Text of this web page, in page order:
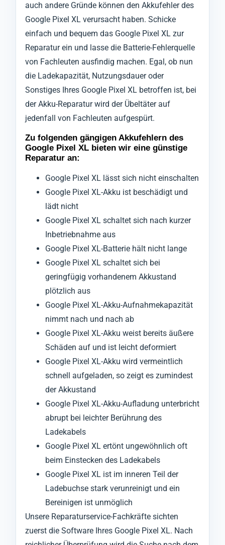
auch andere Gründe können den Akkufehler des
Google Pixel XL verursacht haben. Schicke
einfach und bequem das Google Pixel XL zur
Reparatur ein und lasse die Batterie-Fehlerquelle
von Fachleuten ausfindig machen. Egal, ob nun
die Ladekapazität, Nutzungsdauer oder
Sonstiges Ihres Google Pixel XL betroffen ist, bei
der Akku-Reparatur wird der Übeltäter auf
jedenfall von Fachleuten aufgespürt.
Zu folgenden gängigen Akkufehlern des
Google Pixel XL bieten wir eine günstige
Reparatur an:
Google Pixel XL lässt sich nicht einschalten
Google Pixel XL-Akku ist beschädigt und
lädt nicht
Google Pixel XL schaltet sich nach kurzer
Inbetriebnahme aus
Google Pixel XL-Batterie hält nicht lange
Google Pixel XL schaltet sich bei
geringfügig vorhandenem Akkustand
plötzlich aus
Google Pixel XL-Akku-Aufnahmekapazität
nimmt nach und nach ab
Google Pixel XL-Akku weist bereits äußere
Schäden auf und ist leicht deformiert
Google Pixel XL-Akku wird vermeintlich
schnell aufgeladen, so zeigt es zumindest
der Akkustand
Google Pixel XL-Akku-Aufladung unterbricht
abrupt bei leichter Berührung des
Ladekabels
Google Pixel XL ertönt ungewöhnlich oft
beim Einstecken des Ladekabels
Google Pixel XL ist im inneren Teil der
Ladebuchse stark verunreinigt und ein
Bereinigen ist unmöglich
Unsere Reparaturservice-Fachkräfte sichten
zuerst die Software Ihres Google Pixel XL. Nach